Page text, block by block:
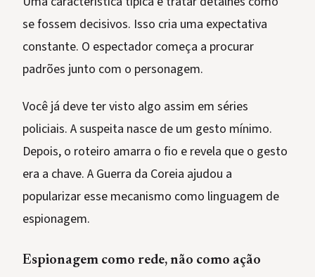
se fossem decisivos. Isso cria uma expectativa
constante. O espectador começa a procurar
padrões junto com o personagem.
Você já deve ter visto algo assim em séries
policiais. A suspeita nasce de um gesto mínimo.
Depois, o roteiro amarra o fio e revela que o gesto
era a chave. A Guerra da Coreia ajudou a
popularizar esse mecanismo como linguagem de
espionagem.
Espionagem como rede, não como ação